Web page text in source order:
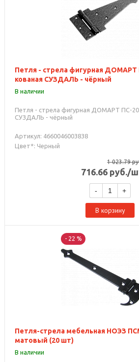
Петля - стрела фигурная ДОМАРТ
кованая СУЗДАЛЬ - чёрный
В наличии
Петля - стрела фигурная ДОМАРТ ПС-
СУЗДАЛЬ - чёрный
Артикул: 4660046003838
Цвет*: Черный
1 023.79
716.66 руб./
- +
В корзину
- 22 %
Петля-стрела мебельная НОЭЗ
матовый (20 шт)
В наличии